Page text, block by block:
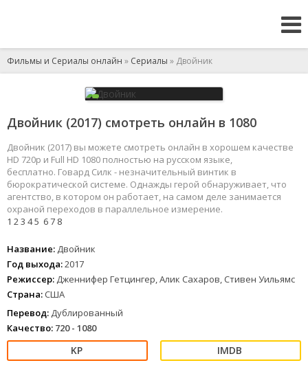
Фильмы и Сериалы онлайн » Сериалы » Двойник
Двойник (2017) смотреть онлайн в 1080
Двойник (2017) вы можете смотреть онлайн в хорошем качестве
HD 720p и Full HD 1080 полностью на русском языке,
бесплатно. Говард Силк - незначительный винтик в
бюрократической системе. Однажды герой обнаруживает, что
агентство, в котором он работает, на самом деле занимается
охраной переходов в параллельное измерение.
1 23 45 67 8
Название: Двойник
Год выхода:2017
Режиссер: Дженнифер Гетцингер, Алик Сахаров, Стивен Уильямс
Страна: США
Перевод: Дублированный
Качество: 720 - 1080